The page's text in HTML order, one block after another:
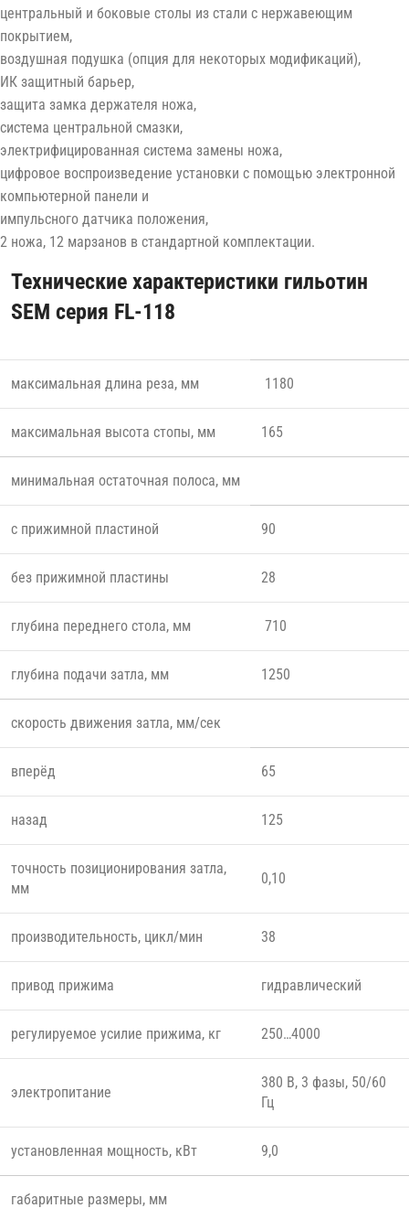
центральный и боковые столы из стали с нержавеющим
покрытием,
воздушная подушка (опция для некоторых модификаций),
ИК защитный барьер,
защита замка держателя ножа,
система центральной смазки,
электрифицированная система замены ножа,
цифровое воспроизведение установки с помощью электронной
компьютерной панели и
импульсного датчика положения,
2 ножа, 12 марзанов в стандартной комплектации.
Технические характеристики гильотин
SEM серия FL-118
максимальная длина реза, мм 1180
максимальная высота стопы, мм 165
минимальная остаточная полоса, мм
с прижимной пластиной 90
без прижимной пластины 28
глубина переднего стола, мм 710
глубина подачи затла, мм 1250
скорость движения затла, мм/сек
вперёд 65
назад 125
точность позиционирования затла,
мм
0,10
производительность, цикл/мин 38
привод прижима гидравлический
регулируемое усилие прижима, кг 250…4000
электропитание
380 В, 3 фазы, 50/60
Гц
установленная мощность, кВт 9,0
габаритные размеры, мм